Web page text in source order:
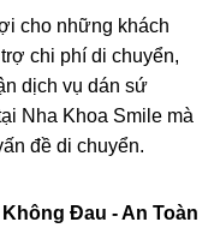
cho những khách
chi phí di chuyển,
dịch vụ dán sứ
Nha Khoa Smile mà
đề di chuyển.
Đau - An Toàn